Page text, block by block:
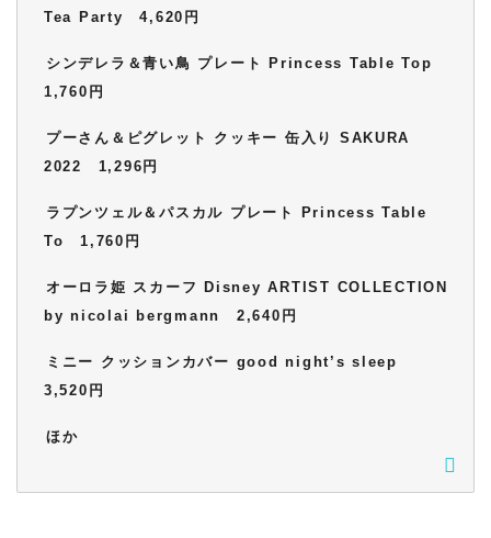
Tea Party 4,620円
シンデレラ＆青い鳥 プレート Princess Table Top
1,760円
プーさん＆ピグレット クッキー 缶入り SAKURA
2022 1,296円
ラプンツェル＆パスカル プレート Princess Table
To 1,760円
オーロラ姫 スカーフ Disney ARTIST COLLECTION
by nicolai bergmann 2,640円
ミニー クッションカバー good night’s sleep
3,520円
ほか